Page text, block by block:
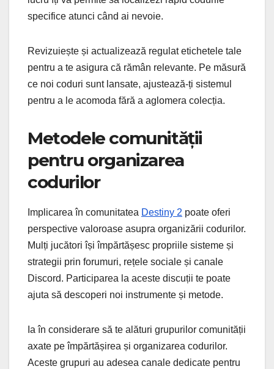
specifice atunci când ai nevoie.
Revizuiește și actualizează regulat etichetele tale
pentru a te asigura că rămân relevante. Pe măsură
ce noi coduri sunt lansate, ajustează-ți sistemul
pentru a le acomoda fără a aglomera colecția.
Metodele comunității
pentru organizarea
codurilor
Implicarea în comunitatea Destiny 2 poate oferi
perspective valoroase asupra organizării codurilor.
Mulți jucători își împărtășesc propriile sisteme și
strategii prin forumuri, rețele sociale și canale
Discord. Participarea la aceste discuții te poate
ajuta să descoperi noi instrumente și metode.
Ia în considerare să te alături grupurilor comunității
axate pe împărtășirea și organizarea codurilor.
Aceste grupuri au adesea canale dedicate pentru